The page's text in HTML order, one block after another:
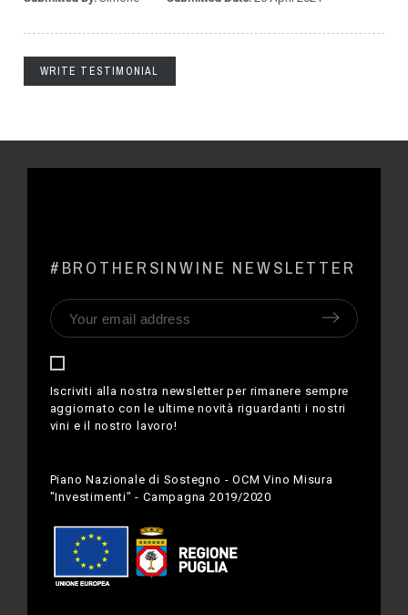
WRITE TESTIMONIAL
#BROTHERSINWINE NEWSLETTER
Iscriviti alla nostra newsletter per rimanere sempre
aggiornato con le ultime novità riguardanti i nostri
vini e il nostro lavoro!
Piano Nazionale di Sostegno - OCM Vino Misura
"Investimenti" - Campagna 2019/2020